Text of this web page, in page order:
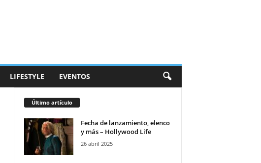
LIFESTYLE EVENTOS
Último artículo
Fecha de lanzamiento, elenco
y más – Hollywood Life
26 abril 2025